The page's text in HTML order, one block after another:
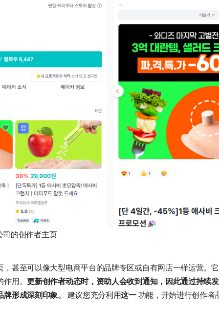
司的创作者主页
，甚至可以像大型电商平台的品牌专区或自有网店一样运营。
作用。更新创作者动态时，资助人会收到通知，因此通过持续
形成深刻印象。 建议您充分利用这一 功能，开始进行创作者